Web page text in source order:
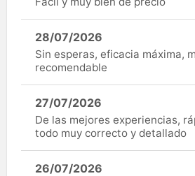
28/07/2026
Sin esperas, eficacia máxima,
recomendable
27/07/2026
De las mejores experiencias,
todo muy correcto y detallado
26/07/2026